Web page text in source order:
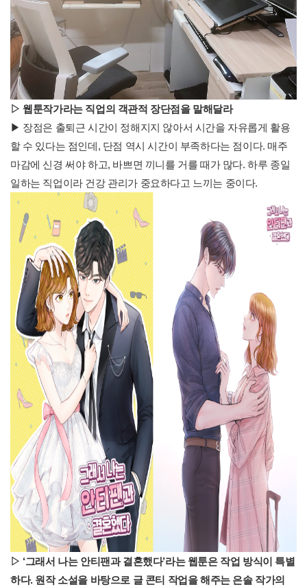
▷ 웹툰작가라는 직업의 객관적 장단점을 말해달라
▶ 장점은 출퇴근 시간이 정해지지 않아서 시간을 자유롭게 활용
할 수 있다는 점인데, 단점 역시 시간이 부족하다는 점이다. 매주
마감에 신경 써야 하고, 바쁘면 끼니를 거를 때가 많다. 하루 종일
일하는 직업이라 건강 관리가 중요하다고 느끼는 중이다.
▷ ‘그래서 나는 안티팬과 결혼했다’라는 웹툰은 작업 방식이 특별
하다. 원작 소설을 바탕으로 글 콘티 작업을 해주는 은솔 작가의